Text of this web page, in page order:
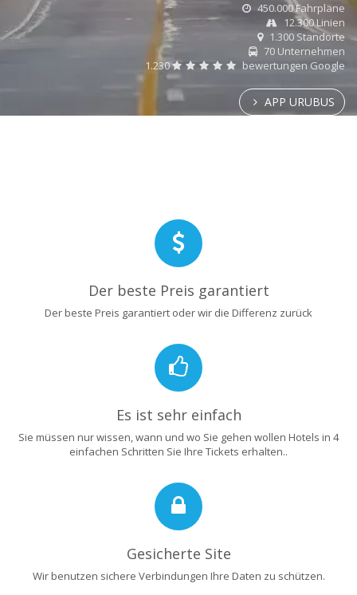
450.000 Fahrpläne
12.300 Linien
1.300 Standorte
70 Unternehmen
1.230
bewertungen Google
APP URUBUS
Der beste Preis garantiert
Der beste Preis garantiert oder wir die Differenz zurück
Es ist sehr einfach
Sie müssen nur wissen, wann und wo Sie gehen wollen Hotels in 4
einfachen Schritten Sie Ihre Tickets erhalten..
Gesicherte Site
Wir benutzen sichere Verbindungen Ihre Daten zu schützen.